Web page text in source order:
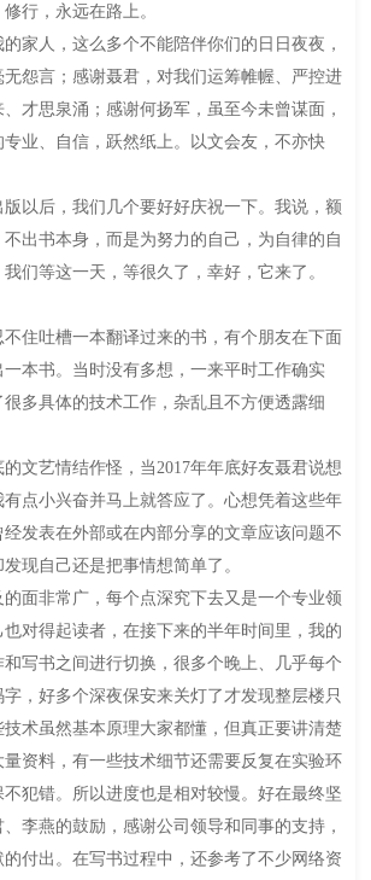
行，永远在路上。
人，这么多个不能陪伴你们的日日夜夜，
怨言；感谢聂君，对我们运筹帷幄、严控进
才思泉涌；感谢何扬军，虽至今未曾谋面，
业、自信，跃然纸上。以文会友，不亦快
后，我们几个要好好庆祝一下。我说，额
出书本身，而是为努力的自己，为自律的自
们等这一天，等很久了，幸好，它来了。
吐槽一本翻译过来的书，有个朋友在下面
本书。当时没有多想，一来平时工作确实
多具体的技术工作，杂乱且不方便透露细
艺情结作怪，当2017年年底好友聂君说想
点小兴奋并马上就答应了。心想凭着这些年
发表在外部或在内部分享的文章应该问题不
现自己还是把事情想简单了。
非常广，每个点深究下去又是一个专业领
对得起读者，在接下来的半年时间里，我的
写书之间进行切换，很多个晚上、几乎每个
字，好多个深夜保安来关灯了才发现整层楼只
术虽然基本原理大家都懂，但真正要讲清楚
资料，有一些技术细节还需要反复在实验环
犯错。所以进度也是相对较慢。好在最终坚
李燕的鼓励，感谢公司领导和同事的支持，
付出。在写书过程中，还参考了不少网络资